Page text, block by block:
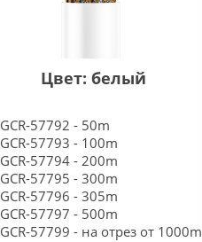
Цвет: белый
GCR-57792 - 50m
GCR-57793 - 100m
GCR-57794 - 200m
GCR-57795 - 300m
GCR-57796 - 305m
GCR-57797 - 500m
GCR-57799 - на отрез от 1000m